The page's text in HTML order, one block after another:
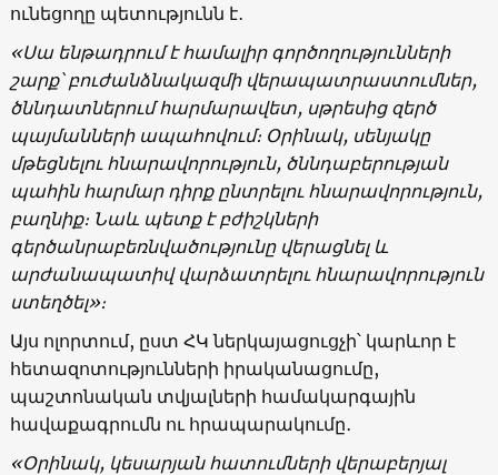
ունեցողը պետությունն է․
«Սա ենթադրում է համալիր գործողությունների
շարք՝ բուժանձնակազմի վերապատրաստումներ,
ծննդատներում հարմարավետ, սթրեսից զերծ
պայմանների ապահովում։ Օրինակ, սենյակը
մթեցնելու հնարավորություն, ծննդաբերության
պահին հարմար դիրք ընտրելու հնարավորություն,
բաղնիք։ Նաև պետք է բժիշկների
գերծանրաբեռնվածությունը վերացնել և
արժանապատիվ վարձատրելու հնարավորություն
ստեղծել»։
Այս ոլորտում, ըստ ՀԿ ներկայացուցչի՝ կարևոր է
հետազոտությունների իրականացումը,
պաշտոնական տվյալների համակարգային
հավաքագրումն ու հրապարակումը․
«Օրինակ, կեսարյան հատումների վերաբերյալ